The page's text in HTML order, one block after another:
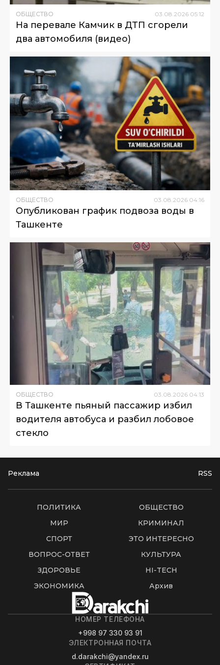
ОБЩЕСТВО 03 08 2026 05:12
На перевале Камчик в ДТП сгорели
два автомобиля (видео)
ОБЩЕСТВО 03.08.2026 04:16
Опубликован график подвоза воды в
Ташкенте
ОБЩЕСТВО 03 08 2026 04:13
В Ташкенте пьяный пассажир избил
водителя автобуса и разбил лобовое
стекло
Реклама RSS
ПОЛИТИКА
ОБЩЕСТВО
МИР
КРИМИНАЛ
СПОРТ
ЭТО ИНТЕРЕСНО
ВОПРОС-ОТВЕТ
КУЛЬТУРА
ЗДОРОВЬЕ
HI-TECH
ЭКОНОМИКА
Архив
НОМЕР ТЕЛЕФОНА
+998 97 330 93 91
ЭЛЕКТРОННАЯ ПОЧТА
d.darakchi@yandex.ru